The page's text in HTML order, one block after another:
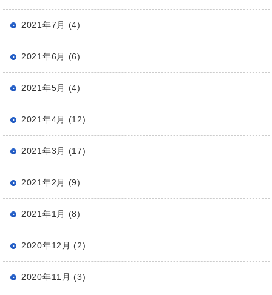
2021年7月 (4)
2021年6月 (6)
2021年5月 (4)
2021年4月 (12)
2021年3月 (17)
2021年2月 (9)
2021年1月 (8)
2020年12月 (2)
2020年11月 (3)